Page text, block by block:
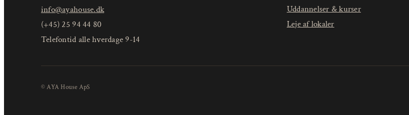
info@ayahouse.dk
(+45) 25 94 44 80
Telefontid alle hverdage 9-14
Uddannelser & kurser
Leje af lokaler
© AYA House ApS